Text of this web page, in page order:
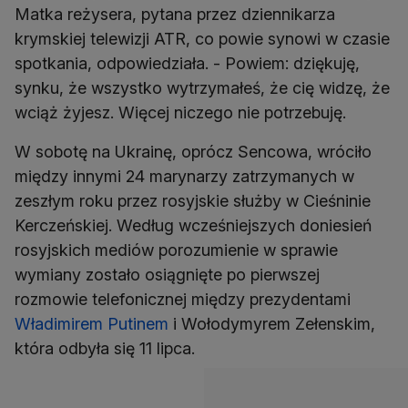
Matka reżysera, pytana przez dziennikarza
krymskiej telewizji ATR, co powie synowi w czasie
spotkania, odpowiedziała. - Powiem: dziękuję,
synku, że wszystko wytrzymałeś, że cię widzę, że
wciąż żyjesz. Więcej niczego nie potrzebuję.
W sobotę na Ukrainę, oprócz Sencowa, wróciło
między innymi 24 marynarzy zatrzymanych w
zeszłym roku przez rosyjskie służby w Cieśninie
Kerczeńskiej. Według wcześniejszych doniesień
rosyjskich mediów porozumienie w sprawie
wymiany zostało osiągnięte po pierwszej
rozmowie telefonicznej między prezydentami
Władimirem Putinem i Wołodymyrem Zełenskim,
która odbyła się 11 lipca.